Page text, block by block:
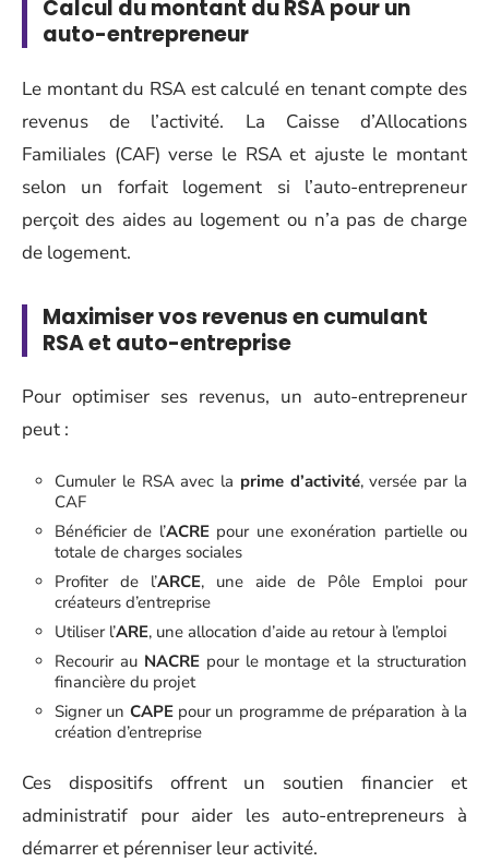
Calcul du montant du RSA pour un
auto-entrepreneur
Le montant du RSA est calculé en tenant compte des
revenus de l’activité. La Caisse d’Allocations
Familiales (CAF) verse le RSA et ajuste le montant
selon un forfait logement si l’auto-entrepreneur
perçoit des aides au logement ou n’a pas de charge
de logement.
Maximiser vos revenus en cumulant
RSA et auto-entreprise
Pour optimiser ses revenus, un auto-entrepreneur
peut :
Cumuler le RSA avec la prime d’activité, versée par la
CAF
Bénéficier de l’ACREpour une exonération partielle ou
totale de charges sociales
Profiter de l’ARCE, une aide de Pôle Emploi pour
créateurs d’entreprise
Utiliser l’ARE, une allocation d’aide au retour à l’emploi
Recourir au NACREpour le montage et la structuration
financière du projet
Signer un CAPEpour un programme de préparation à la
création d’entreprise
Ces dispositifs offrent un soutien financier et
administratif pour aider les auto-entrepreneurs à
démarrer et pérenniser leur activité.